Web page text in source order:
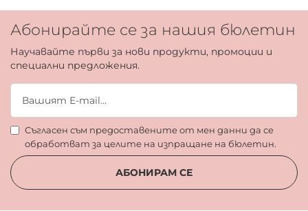
Абонирайте се за нашия бюлетин
Научавайте първи за нови продукти, промоции и
специални предложения.
Съгласен съм предоставените от мен данни да се
обработват за целите на изпращане на бюлетин.
АБОНИРАМ СЕ